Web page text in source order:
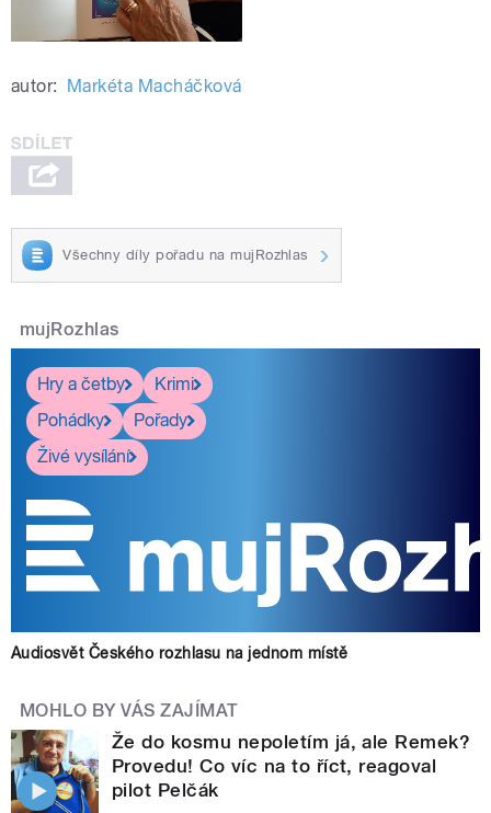
autor: Markéta Macháčková
Všechny díly pořadu na mujRozhlas
mujRozhlas
Hry a četby
Krimi
Pohádky
Pořady
Živé vysílání
Audiosvět Českého rozhlasu na jednom místě
MOHLO BY VÁS ZAJÍMAT
Že do kosmu nepoletím já, ale Remek?
Provedu! Co víc na to říct, reagoval
pilot Pelčák